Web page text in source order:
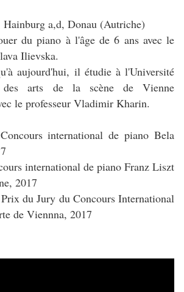
a,d, Donau (Autriche)
du piano à l'âge de 6 ans avec le
Ilievska.
aujourd'hui, il étudie à l'Université
arts de la scène de Vienne
le professeur Vladimir Kharin.
international de piano Bela
international de piano Franz Liszt
2017
du Jury du Concours International
de Viennna, 2017